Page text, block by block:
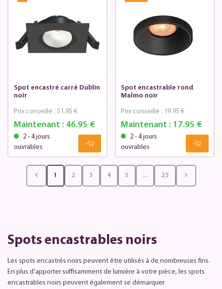
Spot encastré carré Dublin
noir
Maintenant :46.95 €
Prix conseillé : 51.95 €
2 - 4 jours
ouvrables
Spot encastrable rond
Malmo noir
Maintenant : 17.95 €
Prix conseillé : 19.95 €
2 - 4 jours
ouvrables
1 2 3 4 5 ... 25
Spots encastrables noirs
Les spots encastrés noirs peuvent être utilisés à de nombreuses fins.
En plus d’apporter suffisamment de lumière à votre pièce, les spots
encastrables noirs peuvent également se démarquer